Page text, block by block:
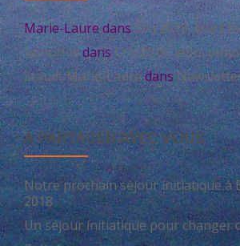
Marie-LauredansCru 2016, leurs
honoriusdans Cru 2016, leurs
Staudt Marie-Lauredans
A PARTAGER AVEC VOUS
Notre prochain séjour initiatique à
2018
Un séjour initiatique pour changer